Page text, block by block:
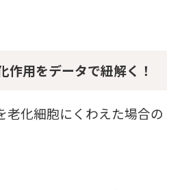
作用をデータで紐解く！
老化細胞にくわえた場合の